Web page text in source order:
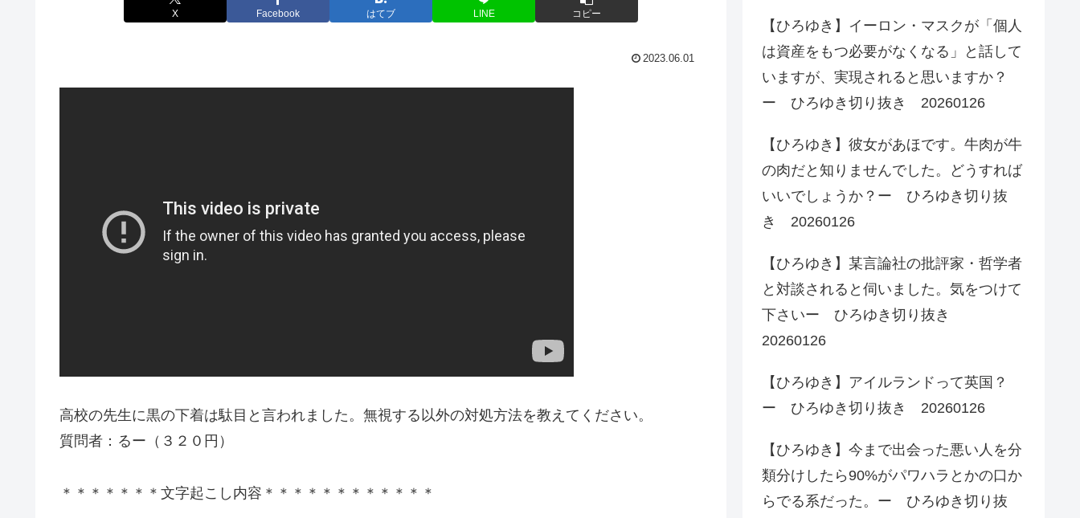
X Facebook はてブ LINE コピー
2023.06.01
高校の先生に黒の下着は駄目と言われました。無視する以外の対処方法を教えてください。
質問者：るー（３２０円）
＊＊＊＊＊＊＊文字起こし内容＊＊＊＊＊＊＊＊＊＊＊＊
【ひろゆき】イーロン・マスクが「個人
は資産をもつ必要がなくなる」と話して
いますが、実現されると思いますか？
ー ひろゆき切り抜き 20260126
【ひろゆき】彼女があほです。牛肉が牛
の肉だと知りませんでした。どうすれば
いいでしょうか？ー ひろゆき切り抜
き 20260126
【ひろゆき】某言論社の批評家・哲学者
と対談されると伺いました。気をつけて
下さいー ひろゆき切り抜き
20260126
【ひろゆき】アイルランドって英国？
ー ひろゆき切り抜き 20260126
【ひろゆき】今まで出会った悪い人を分
類分けしたら90%がパワハラとかの口か
らでる系だった。ー ひろゆき切り抜